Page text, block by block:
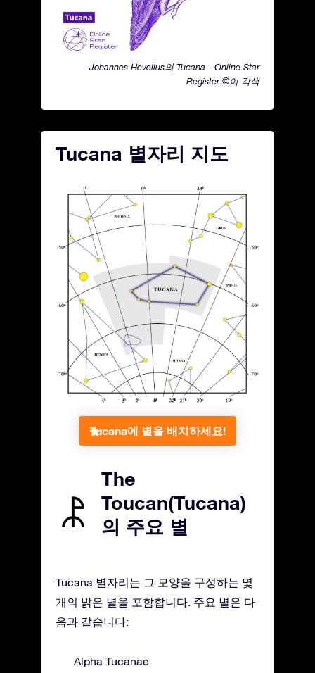
Johannes Hevelius의 Tucana - Online Star
Register ©이 각색
Tucana 별자리 지도
Tucana에 별을 배치하세요!
The
Toucan(Tucana)
의 주요 별
Tucana 별자리는 그 모양을 구성하는 몇
개의 밝은 별을 포함합니다. 주요 별은 다
음과 같습니다:
Alpha Tucanae